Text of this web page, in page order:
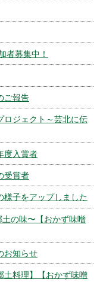
者募集中！
ご報告
ロジェクト～芸北に伝
度入賞者
受賞者
様子をアップしました
の味〜【おかず味噌
お知らせ
土料理】【おかず味噌